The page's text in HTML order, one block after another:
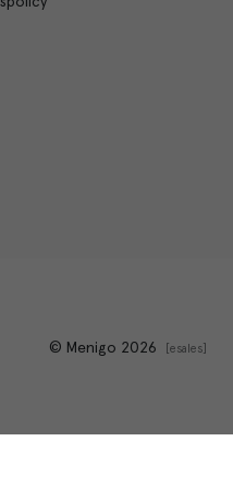
© Menigo 2026 esales]